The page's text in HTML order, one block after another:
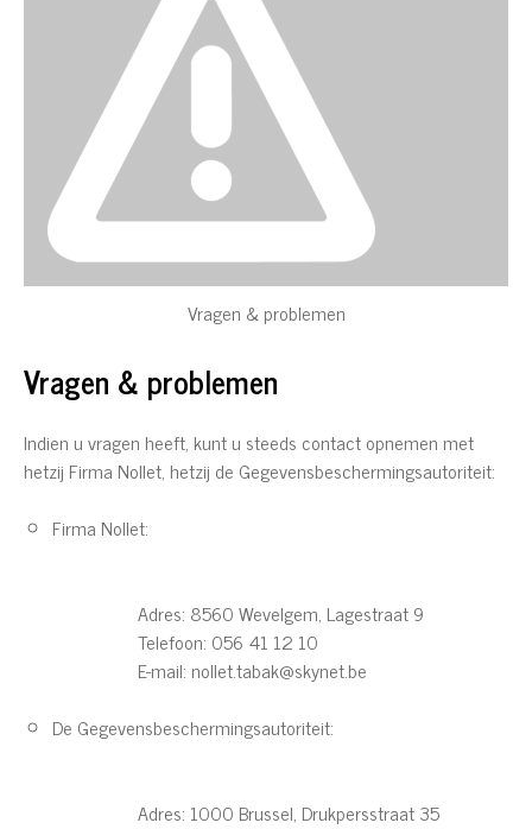
Vragen & problemen
Vragen & problemen
Indien u vragen heeft, kunt u steeds contact opnemen met
hetzij Firma Nollet, hetzij de Gegevensbeschermingsautoriteit:
Firma Nollet:
Adres: 8560 Wevelgem, Lagestraat 9
Telefoon: 056 41 12 10
E-mail: nollet.tabak@skynet.be
De Gegevensbeschermingsautoriteit:
Adres: 1000 Brussel, Drukpersstraat 35